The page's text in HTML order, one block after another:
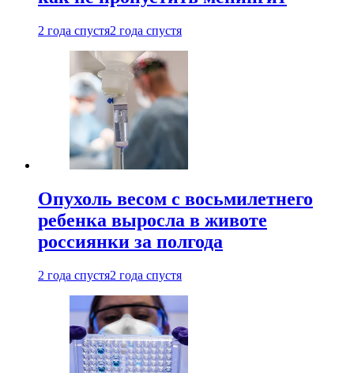
2 года спустя2 года спустя
Опухоль весом с восьмилетнего
ребенка выросла в животе
россиянки за полгода
2 года спустя2 года спустя